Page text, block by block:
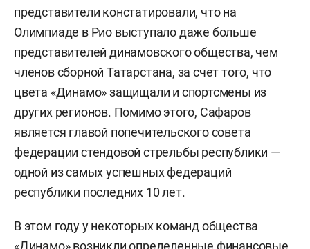
представители констатировали, что на
Олимпиаде в Рио выступало даже больше
представителей динамовского общества, чем
членов сборной Татарстана, за счет того, что
цвета «Динамо» защищали и спортсмены из
других регионов. Помимо этого, Сафаров
является главой попечительского совета
федерации стендовой стрельбы республики —
одной из самых успешных федераций
республики последних 10 лет.
В этом году у некоторых команд общества
«Динамо» возникли определенные финансовые